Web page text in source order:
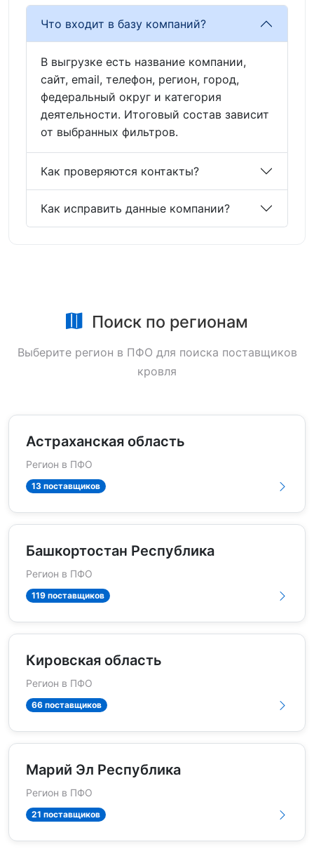
Что входит в базу компаний?
В выгрузке есть название компании,
сайт, email, телефон, регион, город,
федеральный округ и категория
деятельности. Итоговый состав зависит
от выбранных фильтров.
Как проверяются контакты?
Как исправить данные компании?
Поиск по регионам
Выберите регион в ПФО для поиска поставщиков
кровля
Астраханская область
Регион в ПФО
13 поставщиков
Башкортостан Республика
Регион в ПФО
119 поставщиков
Кировская область
Регион в ПФО
66 поставщиков
Марий Эл Республика
Регион в ПФО
21 поставщиков